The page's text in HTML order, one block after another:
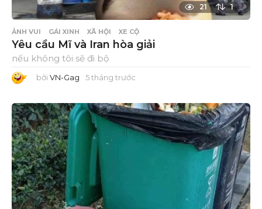
21 1
ẢNH VUI GÁI XINH XÃ HỘI XE CỘ
Yêu cầu Mĩ và Iran hòa giải
nếu không tôi sẽ đi bộ
bởi VN-Gag 5 tháng trước
á
n
g
t
r